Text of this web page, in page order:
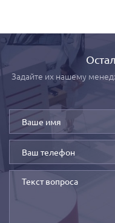
Задайте их нашему